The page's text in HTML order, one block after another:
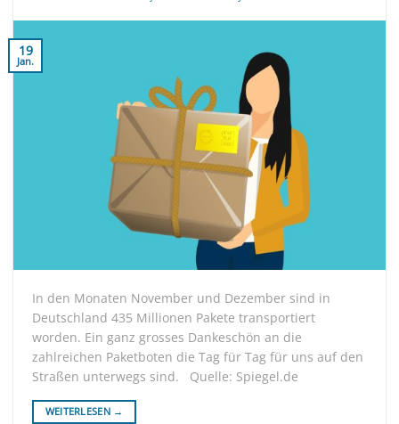
19
Jan.
In den Monaten November und Dezember sind in
Deutschland 435 Millionen Pakete transportiert
worden. Ein ganz grosses Dankeschön an die
zahlreichen Paketboten die Tag für Tag für uns auf den
Straßen unterwegs sind. Quelle: Spiegel.de
WEITERLESEN →